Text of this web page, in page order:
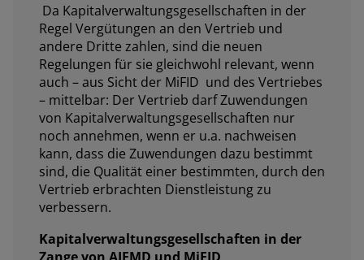
Da Kapitalverwaltungsgesellschaften in der
Regel Vergütungen an den Vertrieb und
andere Dritte zahlen, sind die neuen
Regelungen für sie gleichwohl relevant, wenn
auch – aus Sicht der MiFID und des Vertriebes
– mittelbar: Der Vertrieb darf Zuwendungen
von Kapitalverwaltungsgesellschaften nur
noch annehmen, wenn er u.a. nachweisen
kann, dass die Zuwendungen dazu bestimmt
sind, die Qualität einer bestimmten, durch den
Vertrieb erbrachten Dienstleistung zu
verbessern.
Kapitalverwaltungsgesellschaften in der